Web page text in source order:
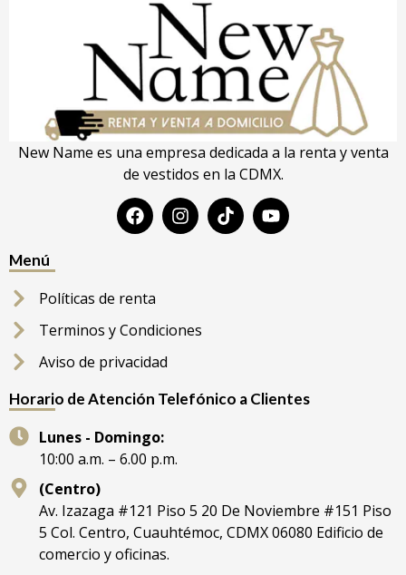
New Name es una empresa dedicada a la renta y venta
de vestidos en la CDMX.
Menú
Políticas de renta
Terminos y Condiciones
Aviso de privacidad
Horario de Atención Telefónico a Clientes
Lunes - Domingo:
10:00 a.m. – 6.00 p.m.
(Centro)
Av. Izazaga #121 Piso 5 20 De Noviembre #151 Piso
5 Col. Centro, Cuauhtémoc, CDMX 06080 Edificio de
comercio y oficinas.